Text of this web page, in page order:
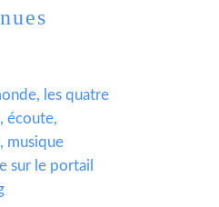
les quatre
écoute,
musique
sur le portail